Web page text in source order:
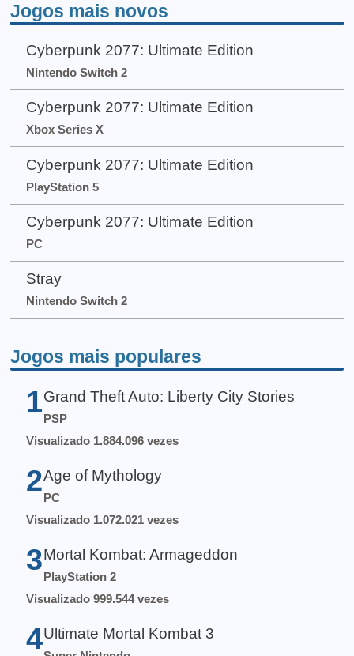
Jogos mais novos
Cyberpunk 2077: Ultimate Edition
Nintendo Switch 2
Cyberpunk 2077: Ultimate Edition
Xbox Series X
Cyberpunk 2077: Ultimate Edition
PlayStation 5
Cyberpunk 2077: Ultimate Edition
PC
Stray
Nintendo Switch 2
Jogos mais populares
1 Grand Theft Auto: Liberty City Stories
PSP
Visualizado 1.884.096 vezes
2 Age of Mythology
PC
Visualizado 1.072.021 vezes
3 Mortal Kombat: Armageddon
PlayStation 2
Visualizado 999.544 vezes
4 Ultimate Mortal Kombat 3